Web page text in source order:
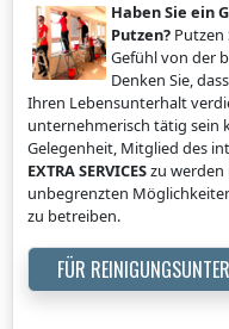
Haben Sie ein
Putzen? Putzen
Gefühl von der
Denken Sie,
Ihren Lebensunterhalt
unternehmerisch tätig sein
Gelegenheit, Mitglied des
EXTRA SERVICESzu
unbegrenzten
zu betreiben.
FÜR